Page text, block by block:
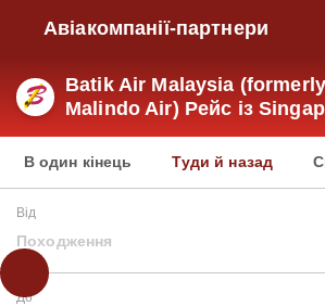
Авіакомпанії-партнери
Batik Air Malaysia
Malindo Air) Рейс із
В один кінець Туди й назад
Від
Походження
До